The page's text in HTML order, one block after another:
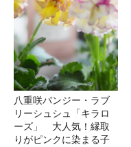
八重咲パンジー・ラブ
リーシュシュ「キラロ
ーズ」 大人気！縁取
りがピンクに染まる子